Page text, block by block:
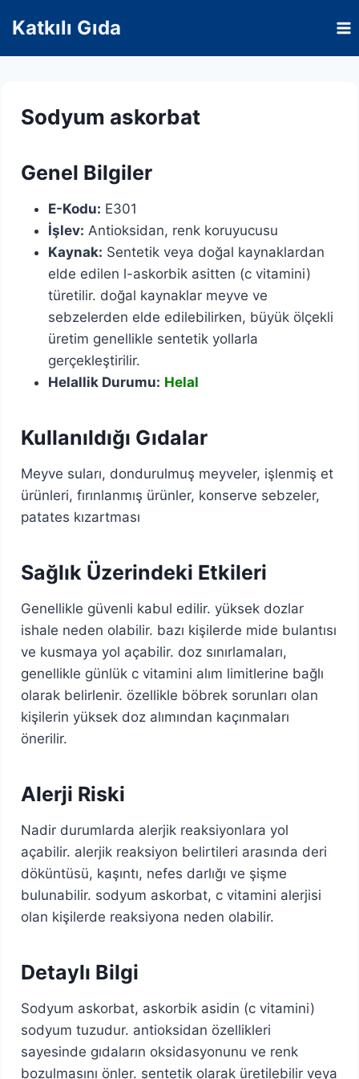
content
Katkılı Gıda
Sodyum askorbat
Genel Bilgiler
E-Kodu: E301
İşlev: Antioksidan, renk koruyucusu
Kaynak: Sentetik veya doğal kaynaklardan
elde edilen l-askorbik asitten (c vitamini)
türetilir. doğal kaynaklar meyve ve
sebzelerden elde edilebilirken, büyük ölçekli
üretim genellikle sentetik yollarla
gerçekleştirilir.
Helallik Durumu: Helal
Kullanıldığı Gıdalar
Meyve suları, dondurulmuş meyveler, işlenmiş et
ürünleri, fırınlanmış ürünler, konserve sebzeler,
patates kızartması
Sağlık Üzerindeki Etkileri
Genellikle güvenli kabul edilir. yüksek dozlar
ishale neden olabilir. bazı kişilerde mide bulantısı
ve kusmaya yol açabilir. doz sınırlamaları,
genellikle günlük c vitamini alım limitlerine bağlı
olarak belirlenir. özellikle böbrek sorunları olan
kişilerin yüksek doz alımından kaçınmaları
önerilir.
Alerji Riski
Nadir durumlarda alerjik reaksiyonlara yol
açabilir. alerjik reaksiyon belirtileri arasında deri
döküntüsü, kaşıntı, nefes darlığı ve şişme
bulunabilir. sodyum askorbat, c vitamini alerjisi
olan kişilerde reaksiyona neden olabilir.
Detaylı Bilgi
Sodyum askorbat, askorbik asidin (c vitamini)
sodyum tuzudur. antioksidan özellikleri
sayesinde gıdaların oksidasyonunu ve renk
bozulmasını önler. sentetik olarak üretilebilir veya